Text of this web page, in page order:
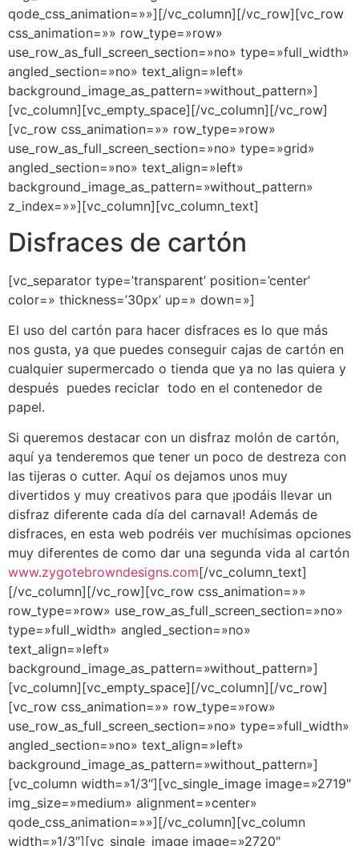
qode_css_animation=»»][/vc_column][/vc_row][vc_row
css_animation=»» row_type=»row»
use_row_as_full_screen_section=»no» type=»full_width»
angled_section=»no» text_align=»left»
background_image_as_pattern=»without_pattern»]
[vc_column][vc_empty_space][/vc_column][/vc_row]
[vc_row css_animation=»» row_type=»row»
use_row_as_full_screen_section=»no» type=»grid»
angled_section=»no» text_align=»left»
background_image_as_pattern=»without_pattern»
z_index=»»][vc_column][vc_column_text]
Disfraces de cartón
[vc_separator type=’transparent’ position=’center’
color=» thickness=’30px’ up=» down=»]
El uso del cartón para hacer disfraces es lo que más
nos gusta, ya que puedes conseguir cajas de cartón en
cualquier supermercado o tienda que ya no las quiera y
después puedes reciclar todo en el contenedor de
papel.
Si queremos destacar con un disfraz molón de cartón,
aquí ya tenderemos que tener un poco de destreza con
las tijeras o cutter. Aquí os dejamos unos muy
divertidos y muy creativos para que ¡podáis llevar un
disfraz diferente cada día del carnaval! Además de
disfraces, en esta web podréis ver muchísimas opciones
muy diferentes de como dar una segunda vida al cartón
www.zygotebrowndesigns.com[/vc_column_text]
[/vc_column][/vc_row][vc_row css_animation=»»
row_type=»row» use_row_as_full_screen_section=»no»
type=»full_width» angled_section=»no»
text_align=»left»
background_image_as_pattern=»without_pattern»]
[vc_column][vc_empty_space][/vc_column][/vc_row]
[vc_row css_animation=»» row_type=»row»
use_row_as_full_screen_section=»no» type=»full_width»
angled_section=»no» text_align=»left»
background_image_as_pattern=»without_pattern»]
[vc_column width=»1/3″][vc_single_image image=»2719″
img_size=»medium» alignment=»center»
qode_css_animation=»»][/vc_column][vc_column
width=»1/3″][vc_single_image image=»2720″